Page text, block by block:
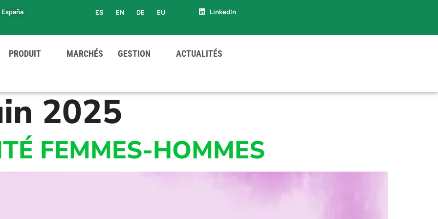
ES EN DE EU LinkedIn
PRODUIT MARCHÉS GESTION ACTUALITÉS
2025
FEMMES-HOMMES